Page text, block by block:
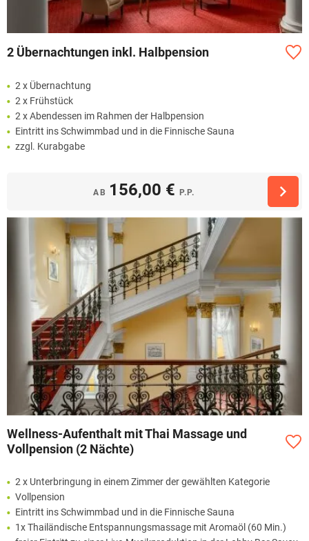
2 Übernachtungen inkl. Halbpension
2 x Übernachtung
2 x Frühstück
2 x Abendessen im Rahmen der Halbpension
Eintritt ins Schwimmbad und in die Finnische Sauna
zzgl. Kurabgabe
AB 156,00 € P.P.
Wellness-Aufenthalt mit Thai Massage und
Vollpension (2 Nächte)
2 x Unterbringung in einem Zimmer der gewählten Kategorie
Vollpension
Eintritt ins Schwimmbad und in die Finnische Sauna
1x Thailändische Entspannungsmassage mit Aromaöl (60 Min.)